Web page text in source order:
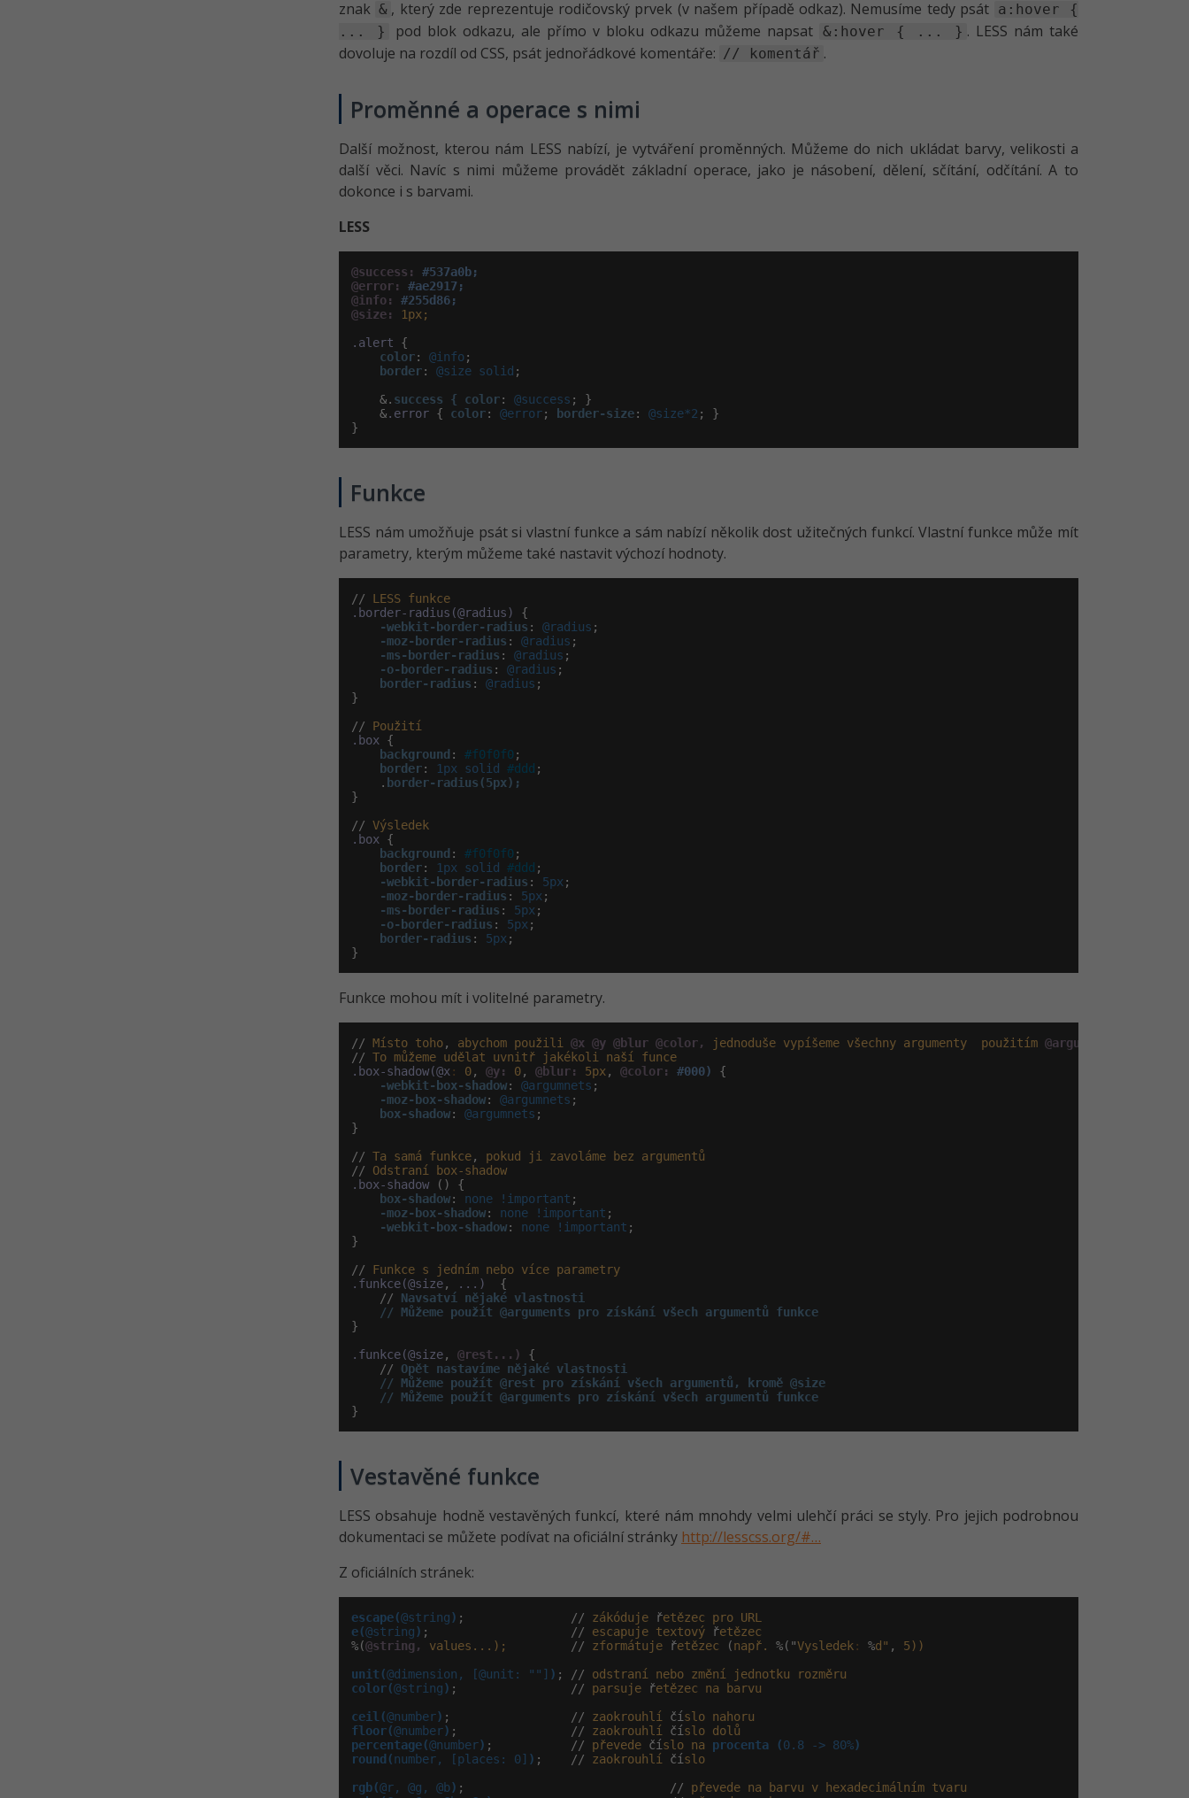
znak & , který zde reprezentuje rodičovský prvek (v našem případě odkaz). Nemusíme tedy psát a:hover {
... }
pod blok odkazu, ale přímo v bloku odkazu můžeme napsat &:hover { ... } . LESS nám také
dovoluje na rozdíl od CSS, psát jednořádkové komentáře: // komentář .
Proměnné a operace s nimi
Další možnost, kterou nám LESS nabízí, je vytváření proměnných. Můžeme do nich ukládat barvy, velikosti a
další věci. Navíc s nimi můžeme provádět základní operace, jako je násobení, dělení, sčítání, odčítání. A to
dokonce i s barvami.
LESS
@success:
#537a0b;
@error:
#ae2917;
@info:
#255d86;
@size:
1px;
.alert {
color: @info;
border: @size solid ;
    &.
success { color: @success ; }
    &
.error { color: @error; border-size: @size*2 ; }
}
Funkce
LESS nám umožňuje psát si vlastní funkce a sám nabízí několik dost užitečných funkcí. Vlastní funkce může mít
parametry, kterým můžeme také nastavit výchozí hodnoty.
// LESS funkce
.border-radius(@radius)
{
-webkit-border-radius : @radius ;
-moz-border-radius : @radius ;
-ms-border-radius : @radius ;
-o-border-radius : @radius ;
border-radius : @radius ;
}
// Použití
.box {
background : #f0f0f0 ;
border: 1px solid #ddd ;
    .
}
// Výsledek
.box {
background : #f0f0f0 ;
border: 1px solid #ddd ;
-webkit-border-radius : 5px ;
-moz-border-radius : 5px ;
-ms-border-radius : 5px ;
-o-border-radius : 5px ;
border-radius : 5px ;
}
Funkce mohou mít i volitelné parametry.
// Místo toho, abychom použili @x @y @blur @color, jednoduše vypíšeme všechny argumenty použitím @arguments
// To můžeme udělat uvnitř jakékoli naší
funce
.box-shadow(@x : 0, @y: 0, @blur: 5px , @color: #000)
{
-webkit-box-shadow: @argumnets ;
-moz-box-shadow: @argumnets ;
box-shadow: @argumnets ;
}
// Ta samá funkce, pokud ji zavoláme bez
argumentů
// Odstraní
box-shadow
.box-shadow () {
box-shadow: none !important ;
-moz-box-shadow: none !important ;
-webkit-box-shadow: none !important ;
}
// Funkce s jedním nebo více parametry
.funkce(@size, ...)
  {
    //
Navsatví nějaké vlastnosti
}
.funkce(@size, @rest...)
{
    //
Opět nastavíme nějaké vlastnosti
    // Můžeme použít @rest pro získání všech argumentů, kromě @size
}
Vestavěné funkce
LESS obsahuje hodně vestavěných funkcí, které nám mnohdy velmi ulehčí práci se styly. Pro jejich podrobnou
dokumentaci se můžete podívat na oficiální stránky http://lesscss.org/#…
Z oficiálních stránek:
escape(@string) ;               // zákóduje řetězec pro URL
e(@string) ;                    // escapuje textový řetězec
%(@string, values...);
         //
zformátuje řetězec (např. %("Vysledek : %d" , 5))
unit(@dimension, [@unit: ""] ) ; // odstraní nebo změní jednotku
rozměru
color(@string) ;                // parsuje řetězec na
barvu
ceil(@number) ;                 // zaokrouhlí číslo nahoru
floor(@number) ;                // zaokrouhlí číslo dolů
percentage(@number) ;           // převede číslo na procenta (0.8 -> 80%)
round(number, [places: 0] ) ;    // zaokrouhlí číslo
rgb(@r, @g, @b) ;                             // převede na barvu v hexadecimálním tvaru